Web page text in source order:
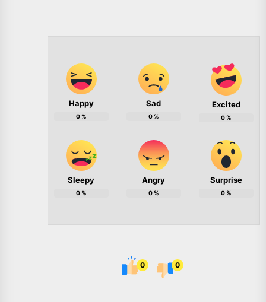
Happy
0%
Sad
0%
Excited
0%
Sleepy
0%
Angry
0%
Surprise
0%
0 0